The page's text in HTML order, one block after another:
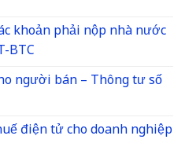
khoản phải nộp nhà nước
BTC
người bán – Thông tư số
điện tử cho doanh nghiệp